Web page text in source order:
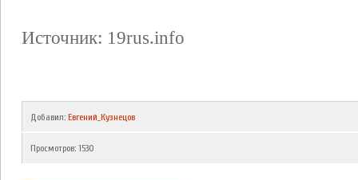
Источник: 19rus.info
Добавил: Евгений_Кузнецов
Просмотров: 1530